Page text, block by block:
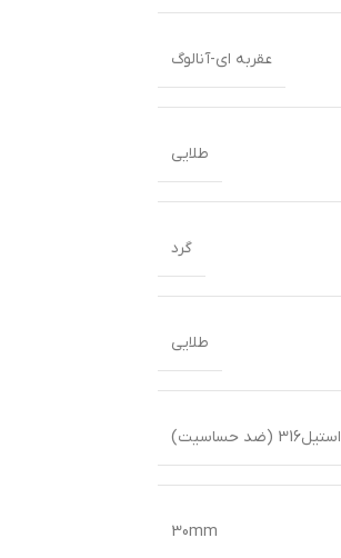
عقربه ای-آنالوگ
طلایی
گرد
طلایی
استیل316 (ضد حساسیت)
30mm